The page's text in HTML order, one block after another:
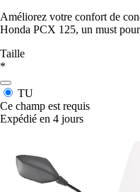
Améliorez votre confort de
Honda PCX 125, un must
Taille
*
TU
Ce champ est requis
Expédié en 4 jours